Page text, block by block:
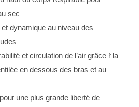
sec
dynamique au niveau des
et circulation de l’air grâce ŕ la
en dessous des bras et au
une plus grande liberté de